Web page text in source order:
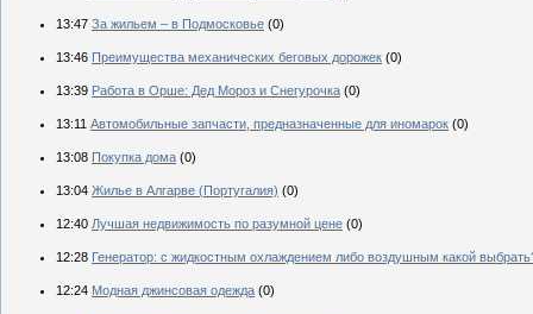
13:47 За жильем – в Подмосковье (0)
13:46 Преимущества механических беговых дорожек (0)
13:39 Работа в Орше: Дед Мороз и Снегурочка (0)
13:11 Автомобильные запчасти, предназначенные для иномарок (0)
13:08 Покупка дома (0)
13:04 Жилье в Алгарве (Португалия) (0)
12:40 Лучшая недвижимость по разумной цене (0)
12:28 Генератор: с жидкостным охлаждением либо воздушным какой
12:24 Модная джинсовая одежда (0)